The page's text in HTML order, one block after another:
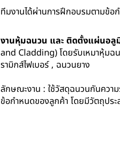
ทีมงานได้ผ่านการฝึกอบรมตามข้อ
งานหุ้มฉนวน และ ติดตั้งแผ่นอลู
and Cladding) โดยรับเหมาหุ้มฉ
รามิกส์ไฟเบอร์ , ฉนวนยาง
ลักษณะงาน : ใช้วัสดุฉนวนกันควา
ข้อกำหนดของลูกค้า โดยมีวัตถุปร